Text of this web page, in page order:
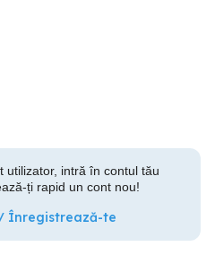
utilizator, intră în contul tău
ți rapid un cont nou!
Înregistrează-te